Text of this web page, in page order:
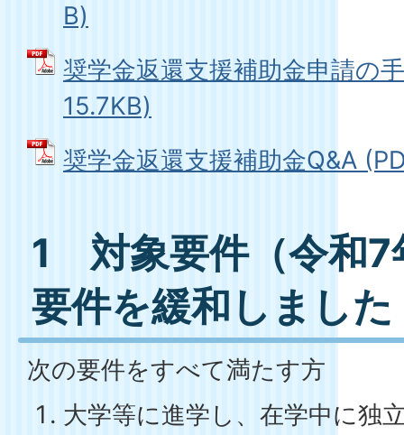
B)
奨学金返還支援補助金申請の
15.7KB)
奨学金返還支援補助金Q&A
1 対象要件（令和7
要件を緩和しました
次の要件をすべて満たす方
大学等に進学し、在学中に独